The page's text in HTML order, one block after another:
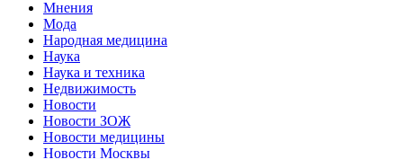
Мнения
Мода
Народная медицина
Наука
Наука и техника
Недвижимость
Новости
Новости ЗОЖ
Новости медицины
Новости Москвы